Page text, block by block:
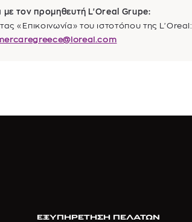
με τον προμηθευτή L'Oreal Grupe:
«Επικοινωνία» του ιστοτόπου της L'Oreal:
ΕΞΥΠΗΡΕΤΗΣΗ ΠΕΛΑΤΩΝ